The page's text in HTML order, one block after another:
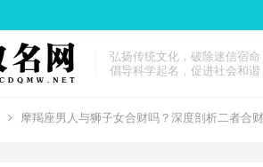
弘扬传统文化，破除迷信宿命
倡导科学起名，促进社会和谐
摩羯座男人与狮子女合财吗？深度剖析二者合